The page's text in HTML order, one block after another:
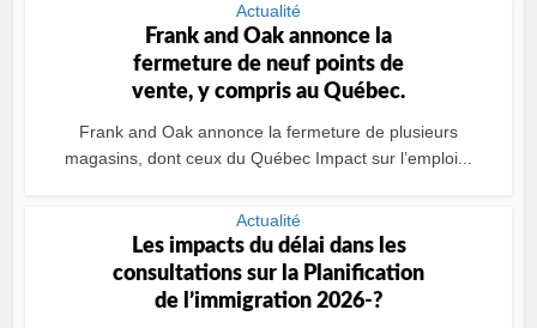
Actualité
Frank and Oak annonce la
fermeture de neuf points de
vente, y compris au Québec.
Frank and Oak annonce la fermeture de plusieurs
magasins, dont ceux du Québec Impact sur l’emploi...
Actualité
Les impacts du délai dans les
consultations sur la Planification
de l’immigration 2026-?